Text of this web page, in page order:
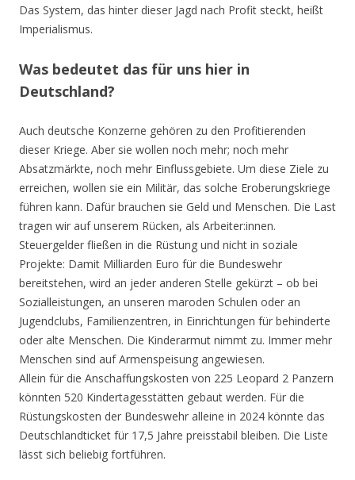
Das System, das hinter dieser Jagd nach Profit steckt, heißt
Imperialismus.
Was bedeutet das für uns hier in
Deutschland?
Auch deutsche Konzerne gehören zu den Profitierenden
dieser Kriege. Aber sie wollen noch mehr; noch mehr
Absatzmärkte, noch mehr Einflussgebiete. Um diese Ziele zu
erreichen, wollen sie ein Militär, das solche Eroberungskriege
führen kann. Dafür brauchen sie Geld und Menschen. Die Last
tragen wir auf unserem Rücken, als Arbeiter:innen.
Steuergelder fließen in die Rüstung und nicht in soziale
Projekte: Damit Milliarden Euro für die Bundeswehr
bereitstehen, wird an jeder anderen Stelle gekürzt – ob bei
Sozialleistungen, an unseren maroden Schulen oder an
Jugendclubs, Familienzentren, in Einrichtungen für behinderte
oder alte Menschen. Die Kinderarmut nimmt zu. Immer mehr
Menschen sind auf Armenspeisung angewiesen.
Allein für die Anschaffungskosten von 225 Leopard 2 Panzern
könnten 520 Kindertagesstätten gebaut werden. Für die
Rüstungskosten der Bundeswehr alleine in 2024 könnte das
Deutschlandticket für 17,5 Jahre preisstabil bleiben. Die Liste
lässt sich beliebig fortführen.